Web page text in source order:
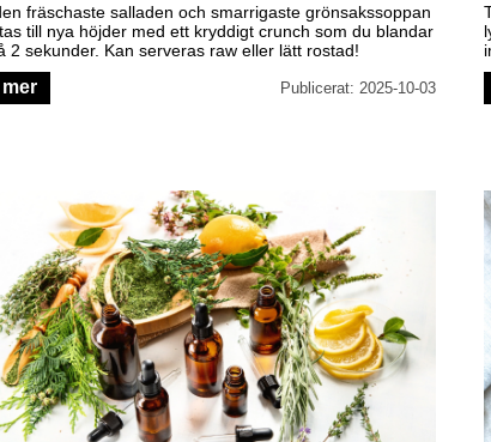
fräschaste salladen och smarrigaste grönsakssoppan
till nya höjder med ett kryddigt crunch som du blandar
2 sekunder. Kan serveras raw eller lätt rostad!
mer Publicerat: 2025-10-03